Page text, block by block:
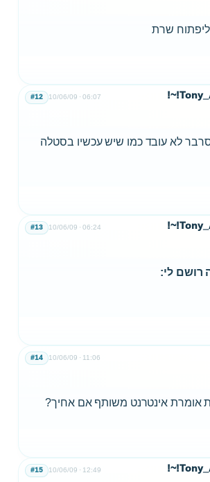
ליפתוח שרת
10/06/09 06:07
#12
לא עובד כמו שיש עכשיו בסטלה
10/06/09 06:24
#13
רושם לי:
10/06/09 11:06
#14
אומרת אינטרנט משותף אם אחיך?
10/06/09 12:49
#15